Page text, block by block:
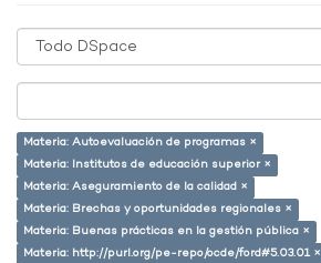
Materia: Autoevaluación de programas ×
Materia: Institutos de educación superior ×
Materia: Aseguramiento de la calidad ×
Materia: Brechas y oportunidades regionales ×
Materia: Buenas prácticas en la gestión pública ×
Materia: http://purl.org/pe-repo/ocde/ford#5.03.01 ×